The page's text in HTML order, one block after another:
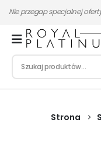
Nie przegap specjalnej
Strona